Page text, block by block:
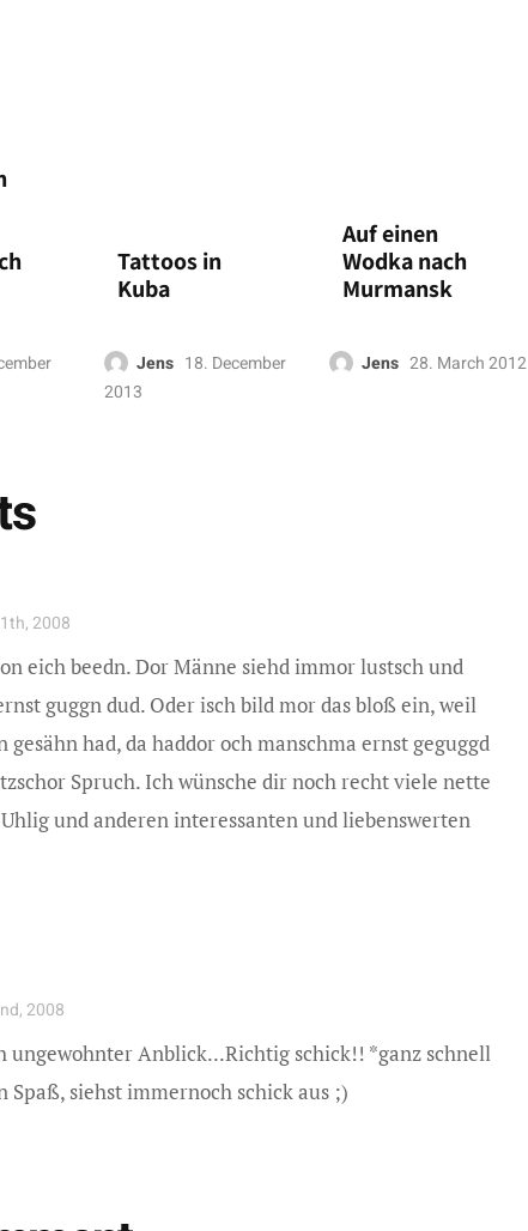
Tattoos in
Kuba
Jens 18. December
2013
Auf einen
Wodka nach
Murmansk
Jens 28. March 2012
2008
eich beedn. Dor Männe siehd immor lustsch und
guggn dud. Oder isch bild mor das bloß ein, weil
had, da haddor och manschma ernst geguggd
Spruch. Ich wünsche dir noch recht viele nette
und anderen interessanten und liebenswerten
2008
ungewohnter Anblick...Richtig schick!! *ganz schnell
Spaß, siehst immernoch schick aus ;)